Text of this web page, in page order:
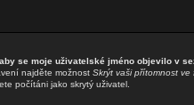
se moje uživatelské jméno objevilo v
najděte možnost Skrýt vaši přítomnost ve
počítáni jako skrytý uživatel.